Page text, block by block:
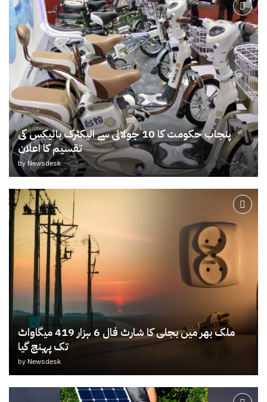
پنجاب حکومت کا 10 جولائی سے الیکٹرک بائیکس کی
تقسیم کا اعلان
byNewsdesk
ملک بھر میں بجلی کا شارٹ فال 6 ہزار 419 میگاواٹ
تک پہنچ گیا
byNewsdesk